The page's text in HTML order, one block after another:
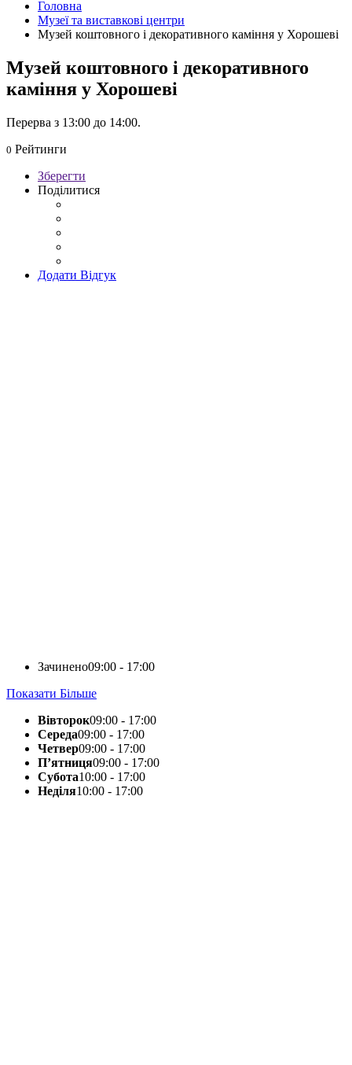
Головна
Музеї та виставкові центри
Музей коштовного і декоративного каміння у Хорошеві
Музей коштовного і декоративного
каміння у Хорошеві
Перерва з 13:00 до 14:00.
0 Рейтинги
Зберегти
Поділитися
Додати Відгук
Зачинено09:00 - 17:00
Показати Більше
Вівторок09:00 - 17:00
Середа09:00 - 17:00
Четвер09:00 - 17:00
П’ятниця09:00 - 17:00
Субота10:00 - 17:00
Неділя10:00 - 17:00